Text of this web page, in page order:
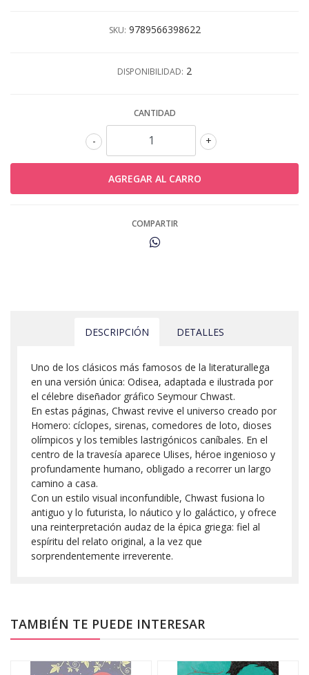
SKU: 9789566398622
DISPONIBILIDAD: 2
CANTIDAD
+
-
COMPARTIR
DESCRIPCIÓN DETALLES
Uno de los clásicos más famosos de la literaturallega
en una versión única: Odisea, adaptada e ilustrada por
el célebre diseñador gráfico Seymour Chwast.
En estas páginas, Chwast revive el universo creado por
Homero: cíclopes, sirenas, comedores de loto, dioses
olímpicos y los temibles lastrigónicos caníbales. En el
centro de la travesía aparece Ulises, héroe ingenioso y
profundamente humano, obligado a recorrer un largo
camino a casa.
Con un estilo visual inconfundible, Chwast fusiona lo
antiguo y lo futurista, lo náutico y lo galáctico, y ofrece
una reinterpretación audaz de la épica griega: fiel al
espíritu del relato original, a la vez que
sorprendentemente irreverente.
TAMBIÉN TE PUEDE INTERESAR